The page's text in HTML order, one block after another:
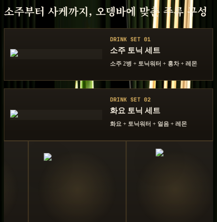
소주부터 사케까지, 오뎅바에 맞춘 주류 구성
DRINK SET 01
소주 토닉 세트
소주 2병 + 토닉워터 + 홍차 + 레몬
DRINK SET 02
화요 토닉 세트
화요 + 토닉워터 + 얼음 + 레몬